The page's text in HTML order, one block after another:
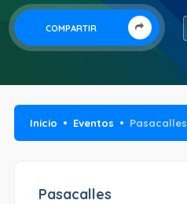
COMPARTIR
Inicio Eventos Pasacalles
Pasacalles